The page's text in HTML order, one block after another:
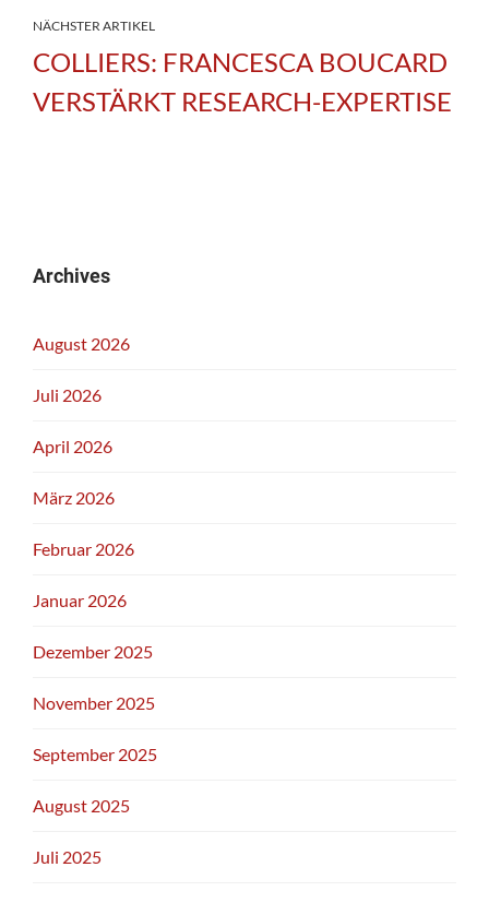
NÄCHSTER ARTIKEL
COLLIERS: FRANCESCA BOUCARD
VERSTÄRKT RESEARCH-EXPERTISE
Archives
August 2026
Juli 2026
April 2026
März 2026
Februar 2026
Januar 2026
Dezember 2025
November 2025
September 2025
August 2025
Juli 2025